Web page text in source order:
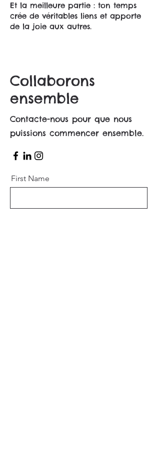
Et la meilleure partie : ton temps
crée de véritables liens et apporte
de la joie aux autres.
Collaborons
ensemble
Contacte-nous pour que nous
puissions commencer ensemble.
First Name